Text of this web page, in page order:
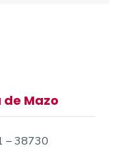
Mazo
– 38730